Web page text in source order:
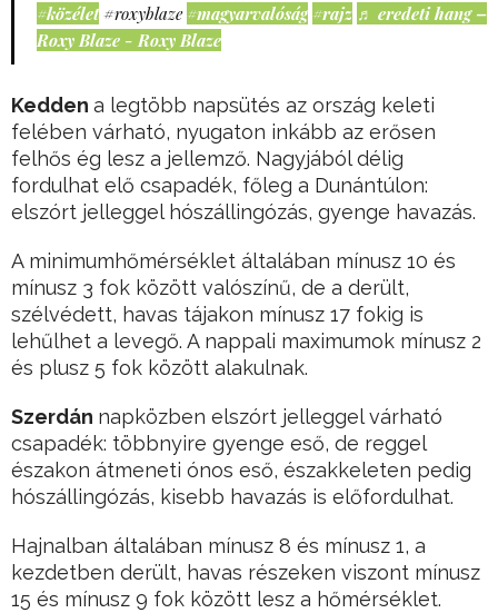
#közélet #roxyblaze #magyarvalóság #rajz ♬ eredeti hang –
Roxy Blaze - Roxy Blaze
Kedden a legtöbb napsütés az ország keleti
felében várható, nyugaton inkább az erősen
felhős ég lesz a jellemző. Nagyjából délig
fordulhat elő csapadék, főleg a Dunántúlon:
elszórt jelleggel hószállingózás, gyenge havazás.
A minimumhőmérséklet általában mínusz 10 és
mínusz 3 fok között valószínű, de a derült,
szélvédett, havas tájakon mínusz 17 fokig is
lehűlhet a levegő. A nappali maximumok mínusz 2
és plusz 5 fok között alakulnak.
Szerdán napközben elszórt jelleggel várható
csapadék: többnyire gyenge eső, de reggel
északon átmeneti ónos eső, északkeleten pedig
hószállingózás, kisebb havazás is előfordulhat.
Hajnalban általában mínusz 8 és mínusz 1, a
kezdetben derült, havas részeken viszont mínusz
15 és mínusz 9 fok között lesz a hőmérséklet.